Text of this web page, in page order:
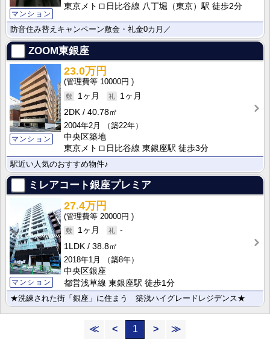
マンション
東京メトロ日比谷線 八丁堀（東京）駅 徒歩2分
防音住み替えキャンペーン敷金・礼金0カ月／
ZOOM東銀座
マンション
23.0万円
10000円
1ヶ月
1ヶ月
2DK
40.78㎡
2004年2月
（築22年）
中央区築地
東京メトロ日比谷線 東銀座駅 徒歩3分
駅近い人気のおすすめ物件♪
ミレアコート銀座プレミア
マンション
27.4万円
20000円
1ヶ月
-
1LDK
38.8㎡
2018年1月
（築8年）
中央区銀座
都営浅草線 東銀座駅 徒歩1分
★洗練された街「銀座」に住まう 築浅ハイグレードレジデンス★
≪ < 1 > ≫